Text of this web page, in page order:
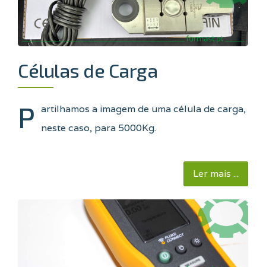
Células de Carga
P artilhamos a imagem de uma célula de carga,
neste caso, para 5000Kg.
Ler mais ...